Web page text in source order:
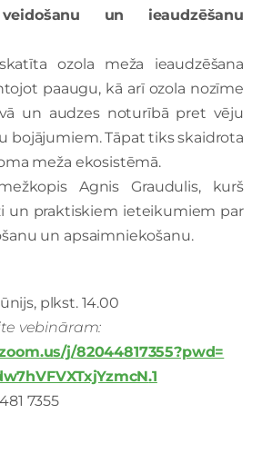
un ieaudzēšanu
ozola meža ieaudzēšana
paaugu, kā arī ozola nozīme
un audzes noturībā pret vēju
bojājumiem. Tāpat tiks skaidrota
meža ekosistēmā.
Agnis Graudulis, kurš
un praktiskiem ieteikumiem par
un apsaimniekošanu.
plkst. 14.00
vebināram:
j/82044817355?pwd=
.1
7355